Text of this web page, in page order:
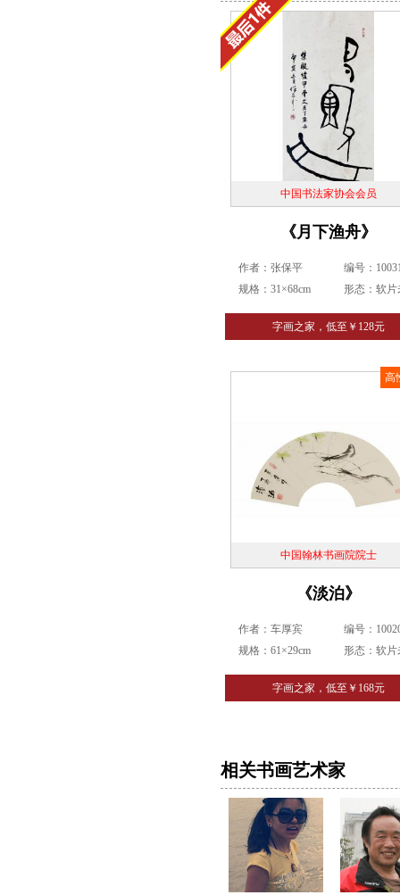
中国书法家协会会员
《月下渔舟》
作者：张保平
规格：31×68cm
编号：
形态：软片
字画之家，低至￥128元
高
中国翰林书画院院士
《淡泊》
作者：车厚宾
规格：61×29cm
编号：
形态：软片
字画之家，低至￥168元
相关书画艺术家